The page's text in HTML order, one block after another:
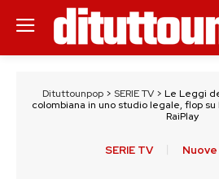
Dituttounpop > SERIE TV > Le Leggi
colombiana in uno studio legale, flop su
RaiPlay
SERIE TV